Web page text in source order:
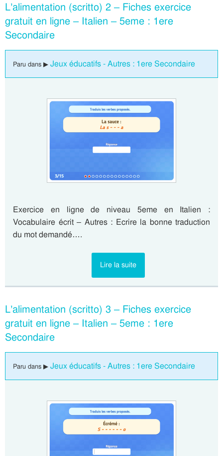
L’alimentation (scritto) 2 – Fiches exercice
gratuit en ligne – Italien – 5eme : 1ere
Secondaire
Paru dans ▶ Jeux éducatifs - Autres : 1ere Secondaire
Exercice en ligne de niveau 5eme en Italien :
Vocabulaire écrit – Autres : Ecrire la bonne traduction
du mot demandé….
Lire la suite
L’alimentation (scritto) 3 – Fiches exercice
gratuit en ligne – Italien – 5eme : 1ere
Secondaire
Paru dans ▶ Jeux éducatifs - Autres : 1ere Secondaire